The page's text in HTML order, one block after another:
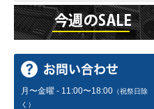
月〜金曜 - 11:00〜18:00 （祝祭日除
く）